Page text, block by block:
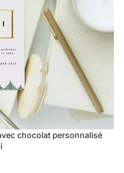
chocolat personnalisé